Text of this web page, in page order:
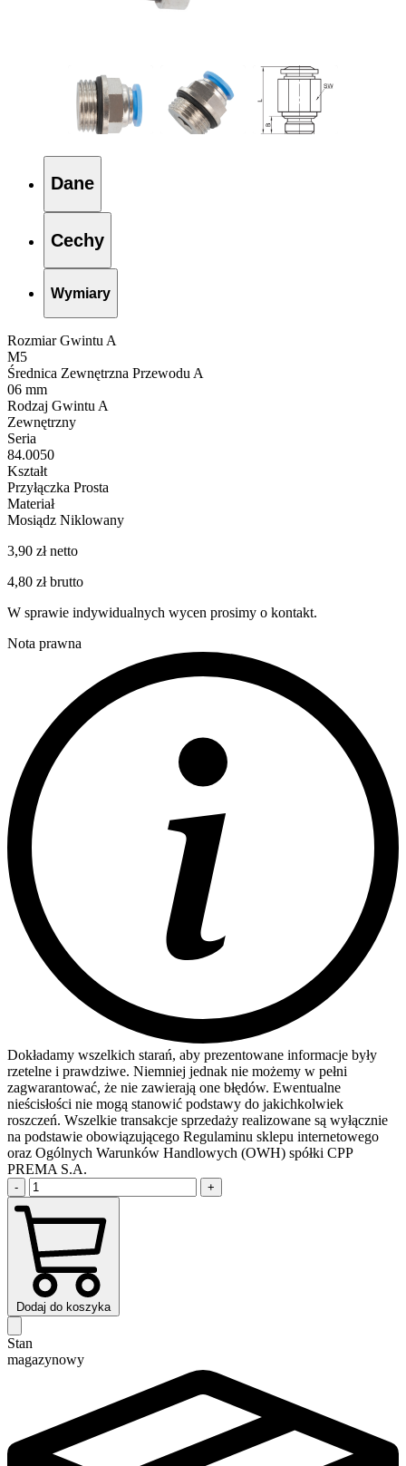
Dane
Cechy
Wymiary
Rozmiar Gwintu A
M5
Średnica Zewnętrzna Przewodu A
06 mm
Rodzaj Gwintu A
Zewnętrzny
Seria
84.0050
Kształt
Przyłączka Prosta
Materiał
Mosiądz Niklowany
3,90 zł netto
4,80 zł brutto
W sprawie indywidualnych wycen prosimy o kontakt.
Nota prawna
Dokładamy wszelkich starań, aby prezentowane informacje były
rzetelne i prawdziwe. Niemniej jednak nie możemy w pełni
zagwarantować, że nie zawierają one błędów. Ewentualne
nieścisłości nie mogą stanowić podstawy do jakichkolwiek
roszczeń. Wszelkie transakcje sprzedaży realizowane są wyłącznie
na podstawie obowiązującego Regulaminu sklepu internetowego
oraz Ogólnych Warunków Handlowych (OWH) spółki CPP
PREMA S.A.
- +
Dodaj do koszyka
Stan
magazynowy